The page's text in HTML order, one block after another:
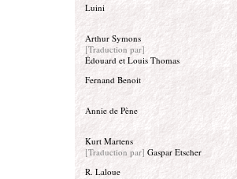
Luini
Arthur Symons
[Traduction par]
Édouard et Louis Thomas
Fernand Benoit
Annie de Pène
Kurt Martens
[Traduction par] Gaspar Etscher
R. Laloue